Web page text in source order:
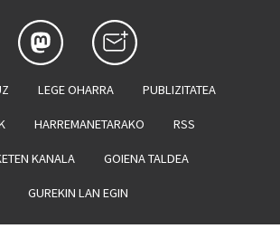
LEGE OHARRA PUBLIZITATEA
HARREMANETARAKO RSS
KANALA GOIENA TALDEA
GUREKIN LAN EGIN